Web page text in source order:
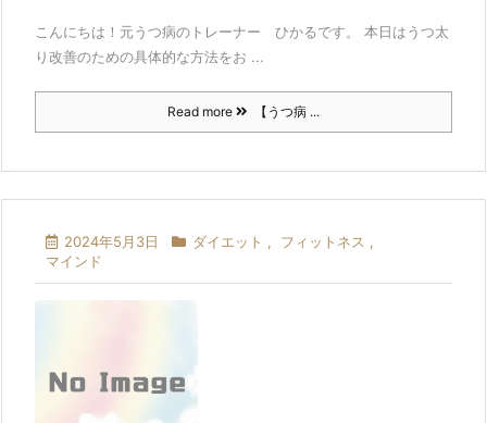
こんにちは！元うつ病のトレーナー ひかるです。 本日はうつ太
り改善のための具体的な方法をお ...
Read more 【うつ病 ...
2024年5月3日 ダイエット , フィットネス ,
マインド